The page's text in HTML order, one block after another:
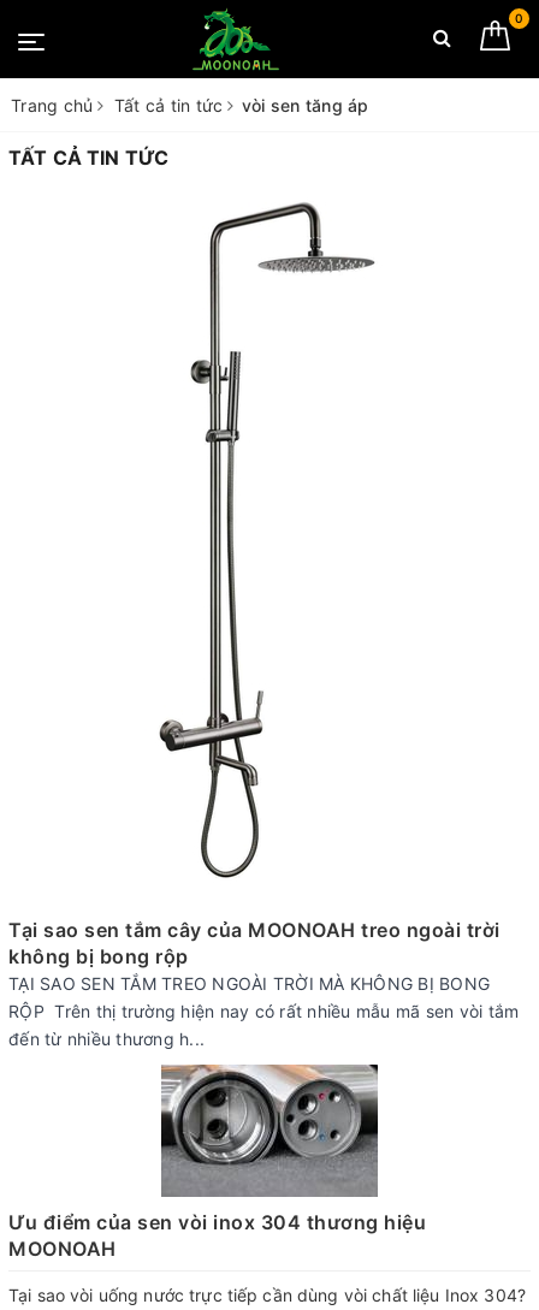
0
Trang chủ Tất cả tin tức vòi sen tăng áp
TẤT CẢ TIN TỨC
Tại sao sen tắm cây của MOONOAH treo ngoài trời
không bị bong rộp
TẠI SAO SEN TẮM TREO NGOÀI TRỜI MÀ KHÔNG BỊ BONG
RỘP Trên thị trường hiện nay có rất nhiều mẫu mã sen vòi tắm
đến từ nhiều thương h...
Ưu điểm của sen vòi inox 304 thương hiệu
MOONOAH
Tại sao vòi uống nước trực tiếp cần dùng vòi chất liệu Inox 304?